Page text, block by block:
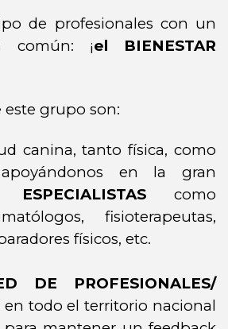
de profesionales con un
común: ¡el BIENESTAR
este grupo son:
canina, tanto física, como
en la gran
ESPECIALISTAScomo
fisioterapeutas,
físicos, etc.
DE PROFESIONALES/
en todo el territorio nacional